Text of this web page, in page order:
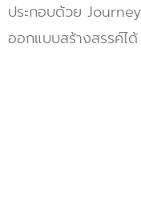
ประกอบด้วย
ออกแบบสร้างสรรค์ไ